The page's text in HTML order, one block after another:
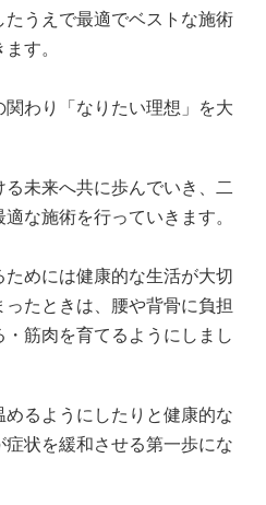
たうえで最適でベストな施術
す。
わり「なりたい理想」を大
未来へ共に歩んでいき、二
な施術を行っていきます。
めには健康的な生活が大切
たときは、腰や背骨に負担
筋肉を育てるようにしまし
るようにしたりと健康的な
状を緩和させる第一歩にな